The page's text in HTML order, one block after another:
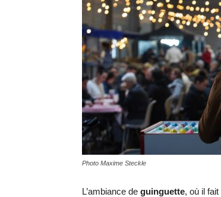
Photo Maxime Steckle
L’ambiance de guinguette, où il